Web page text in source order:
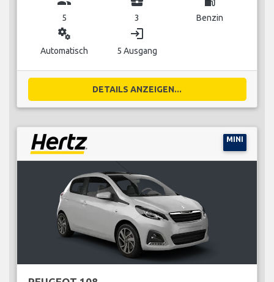
5 3 Benzin
miscellaneous_services
Automatisch
login
5 Ausgang
DETAILS ANZEIGEN...
MINI